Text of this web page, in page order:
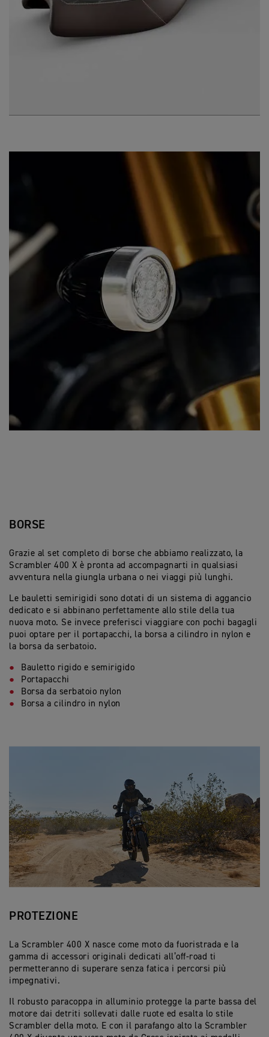
BORSE
Grazie al set completo di borse che abbiamo realizzato, la
Scrambler 400 X è pronta ad accompagnarti in qualsiasi
avventura nella giungla urbana o nei viaggi più lunghi.
Le bauletti semirigidi sono dotati di un sistema di aggancio
dedicato e si abbinano perfettamente allo stile della tua
nuova moto. Se invece preferisci viaggiare con pochi bagagli
puoi optare per il portapacchi, la borsa a cilindro in nylon e
la borsa da serbatoio.
Bauletto rigido e semirigido
Portapacchi
Borsa da serbatoio nylon
Borsa a cilindro in nylon
PROTEZIONE
La Scrambler 400 X nasce come moto da fuoristrada e la
gamma di accessori originali dedicati all’off-road ti
permetteranno di superare senza fatica i percorsi più
impegnativi.
Il robusto paracoppa in alluminio protegge la parte bassa del
motore dai detriti sollevati dalle ruote ed esalta lo stile
Scrambler della moto. E con il parafango alto la Scrambler